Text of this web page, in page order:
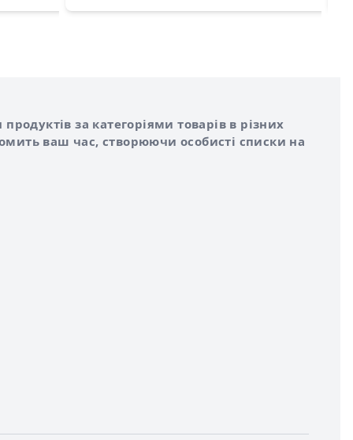
за категоріями товарів в різних
ваш час, створюючи особисті списки на